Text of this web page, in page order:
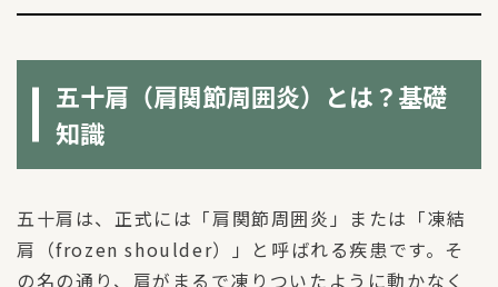
五十肩（肩関節周囲炎）とは？基礎
知識
五十肩は、正式には「肩関節周囲炎」または「凍結
肩（frozen shoulder）」と呼ばれる疾患です。そ
の名の通り、肩がまるで凍りついたように動かなく